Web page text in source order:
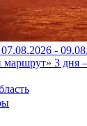
-
маршрут» 3